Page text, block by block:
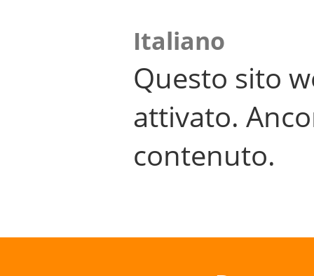
Italiano
Questo sito
attivato.
contenuto.